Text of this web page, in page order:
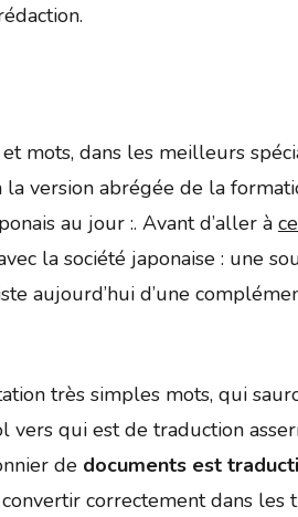
mots, dans les meilleurs
version abrégée de la
au jour :. Avant d’aller à
la société japonaise : une
aujourd’hui d’une
très simples mots, qui
vers qui est de traduction
de documents est
correctement dans les